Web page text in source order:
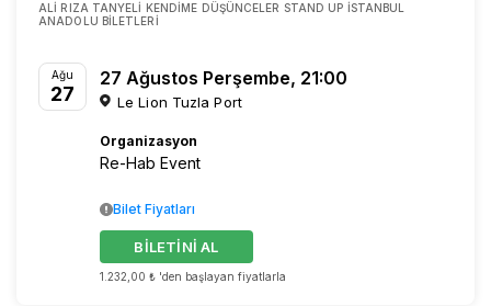
ALI RIZA TANYELI KENDIME DÜŞÜNCELER STAND UP İSTANBUL
ANADOLU BILETLERI
Ağu
27
27 Ağustos Perşembe, 21:00
Le Lion Tuzla Port
Organizasyon
Re-Hab Event
1.232,00 ₺ 'den başlayan fiyatlarla
BİLETİNİ AL
Bilet Fiyatları